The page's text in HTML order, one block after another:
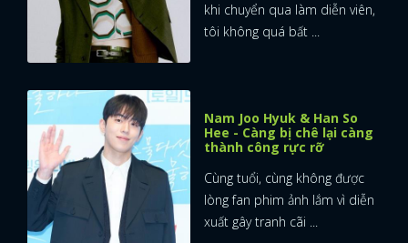
khi chuyển qua làm diễn viên,
tôi không quá bất ...
Nam Joo Hyuk & Han So
Hee - Càng bị chê lại càng
thành công rực rỡ
Cùng tuổi, cùng không được
lòng fan phim ảnh lắm vì diễn
xuất gây tranh cãi ...